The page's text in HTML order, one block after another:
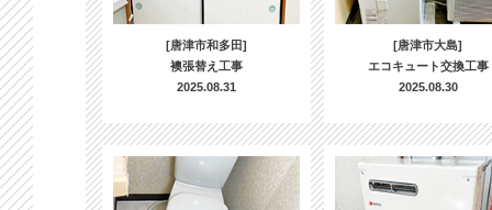
[唐津市和多田]
襖張替え工事
2025.08.31
[唐津市大島]
エコキュート交換工事
2025.08.30